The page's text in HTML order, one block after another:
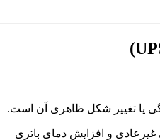
یا تغییر شکل ظاهری آن است.
و افزایش دمای باتری